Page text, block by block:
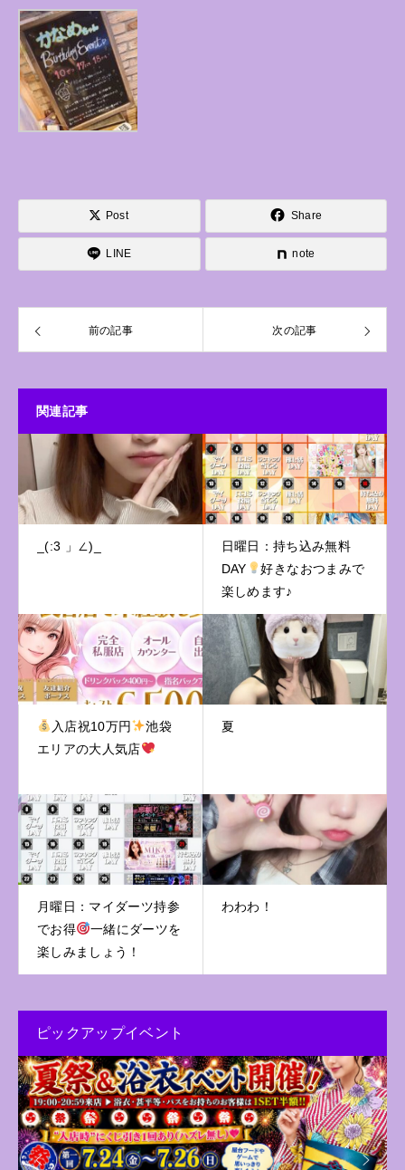
Post Share
LINE note
前の記事 次の記事
関連記事
_(:3 」∠)_
日曜日：持ち込み無料
DAY
好きなおつまみで
楽しめます♪
入店祝10万円
池袋
エリアの大人気店
夏
月曜日：マイダーツ持参
でお得
一緒にダーツを
楽しみましょう！
わわわ！
ピックアップイベント